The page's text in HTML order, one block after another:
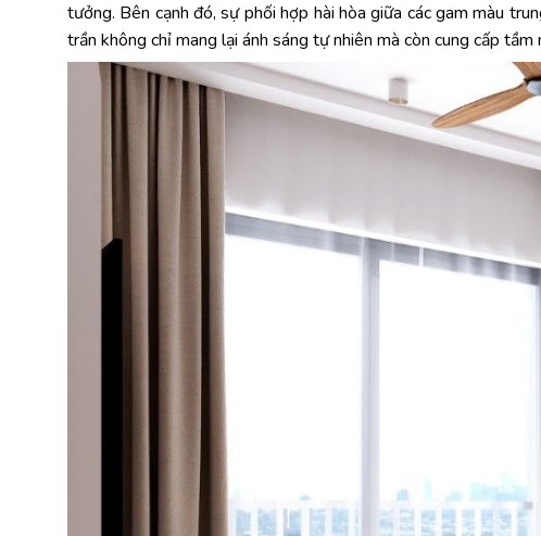
tưởng. Bên cạnh đó, sự phối hợp hài hòa giữa các gam màu
trần không chỉ mang lại ánh sáng tự nhiên mà còn cung cấp